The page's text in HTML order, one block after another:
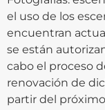
el uso de los
encuentran
se están
cabo el proceso
renovación de
partir del